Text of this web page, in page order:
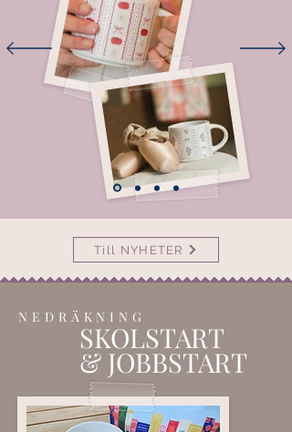
Till NYHETER
NEDRÄKNING
SKOLSTART
& JOBBSTART